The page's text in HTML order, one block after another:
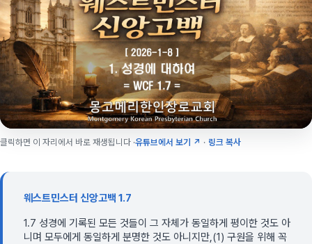
클릭하면 이 자리에서 바로 재생됩니다 ·유튜브에서 보기 ↗ · 링크 복사
웨스트민스터 신앙고백 1.7
1.7 성경에 기록된 모든 것들이 그 자체가 동일하게 평이한 것도 아
니며 모두에게 동일하게 분명한 것도 아니지만,(1) 구원을 위해 꼭